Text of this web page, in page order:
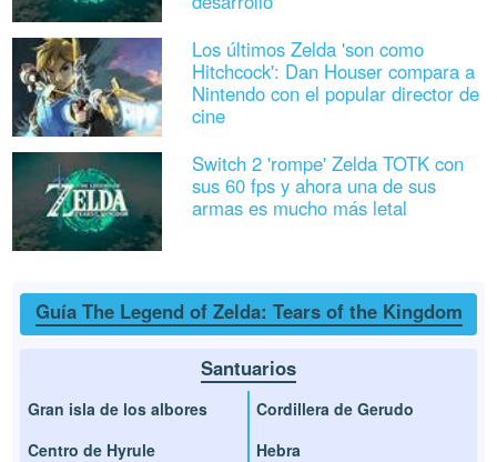
Los últimos Zelda 'son como
Hitchcock': Dan Houser compara a
Nintendo con el popular director de
cine
Switch 2 'rompe' Zelda TOTK con
sus 60 fps y ahora una de sus
armas es mucho más letal
Guía The Legend of Zelda: Tears of the Kingdom
Santuarios
Gran isla de los albores
Centro de Hyrule
Cordillera de Gerudo
Hebra